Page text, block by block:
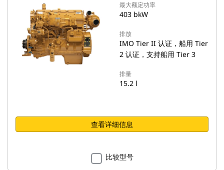
最大额定功率
403 bkW
排放
IMO Tier II 认证，船用 Tier
2 认证，支持船用 Tier 3
排量
15.2 l
查看详细信息
比较型号